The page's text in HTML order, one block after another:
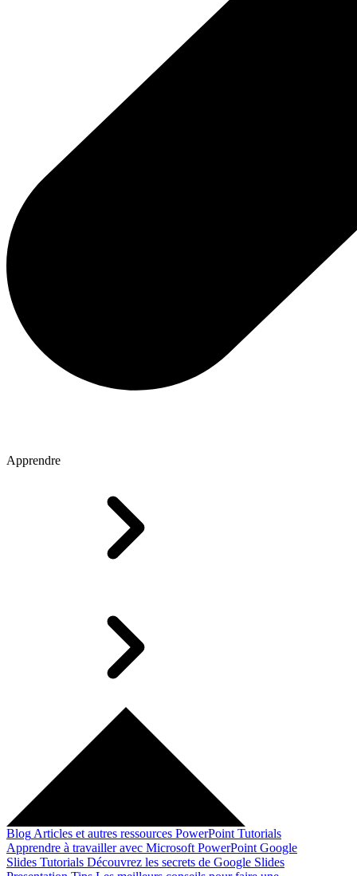
Apprendre
Blog Articles et autres ressources PowerPoint Tutorials
Apprendre à travailler avec Microsoft PowerPoint Google
Slides Tutorials Découvrez les secrets de Google Slides